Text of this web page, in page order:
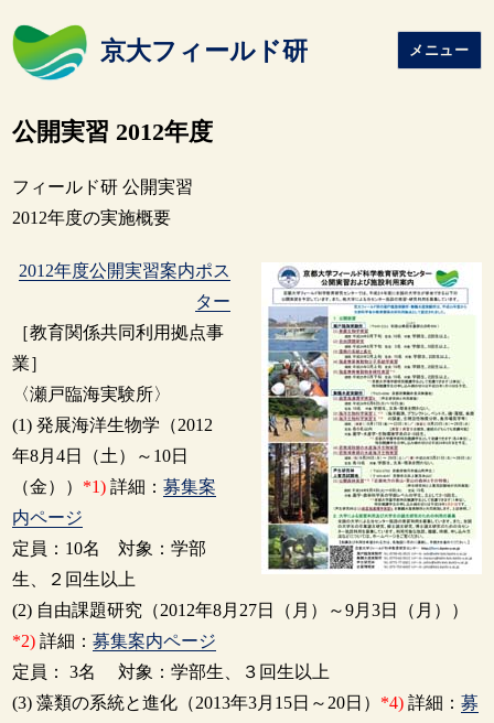
京大フィールド研 メニュー
公開実習 2012年度
フィールド研 公開実習
2012年度の実施概要
2012年度公開実習案内ポス
ター
［教育関係共同利用拠点事
業］
〈瀬戸臨海実験所〉
(1) 発展海洋生物学（2012
年8月4日（土）～10日
（金）） *1) 詳細：募集案
内ページ
定員：10名 対象：学部
生、２回生以上
(2) 自由課題研究（2012年8月27日（月）～9月3日（月））
*2) 詳細：募集案内ページ
定員： 3名 対象：学部生、３回生以上
(3) 藻類の系統と進化（2013年3月15日～20日） *4) 詳細：募